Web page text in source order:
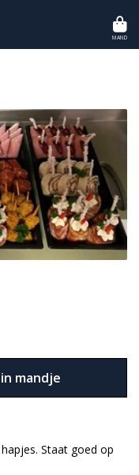
MAND
Staat goed op
mandje